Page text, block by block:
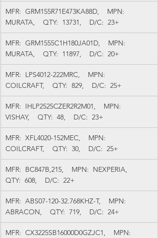
MFR:  GRM155R71E473KA88D,    MPN:
MURATA,    QTY:  13731,    D/C:  23+
MFR:  GRM1555C1H180JA01D,    MPN:
MURATA,    QTY:  11897,    D/C:  20+
MFR:  LPS4012-222MRC,    MPN:
COILCRAFT,    QTY:  829,    D/C:  25+
MFR:  IHLP2525CZER2R2M01,    MPN:
VISHAY,    QTY:  48,    D/C:  23+
MFR:  XFL4020-152MEC,    MPN:
COILCRAFT,    QTY:  30,    D/C:  25+
MFR:  BC847B,215,    MPN:  NEXPERIA,
QTY:  608,    D/C:  22+
MFR:  ABS07-120-32.768KHZ-T,    MPN:
ABRACON,    QTY:  719,    D/C:  24+
MFR:  CX3225SB16000D0GZJC1,    MPN: